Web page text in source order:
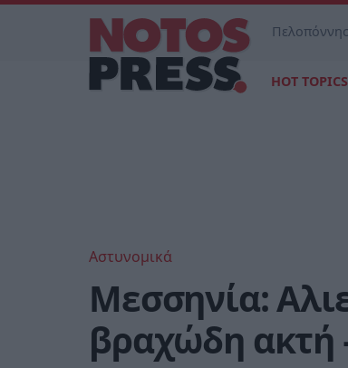
HOT
Αστυνομικά
Μεσσηνία:
βραχώδη ακτή